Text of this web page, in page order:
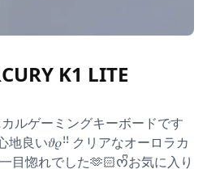
K1 LITE
ルゲーミングキーボードです
良い𝜗𝜚ꜝꜝ クリアなオーロラカ
目惚れでした🫶🏻ᰔᩚお気に入り